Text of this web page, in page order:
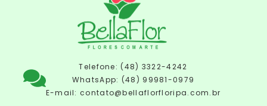
Telefone: (48) 3322-4242
WhatsApp: (48) 99981-0979
E-mail:contato@bellaflorfloripa.com.br